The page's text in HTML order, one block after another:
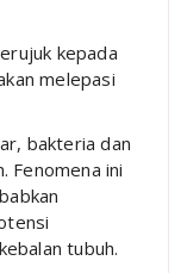
kepada
melepasi
bakteria dan
Fenomena ini
tubuh.